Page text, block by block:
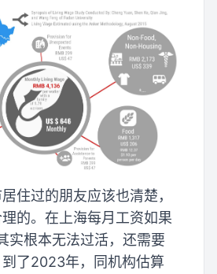
住过的朋友应该也清楚，
的。在上海每月工资如果
实根本无法过活，还需要
了2023年，同机构估算